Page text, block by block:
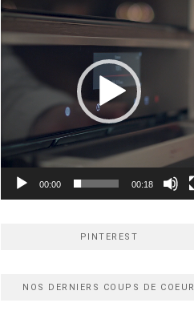
vidéo
00:00 00:18
PINTEREST
NOS DERNIERS COUPS DE COEUR